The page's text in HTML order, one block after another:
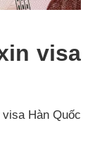
visa
Hàn Quốc